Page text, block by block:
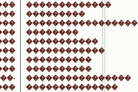
�������������
���������
��������
�����������
������������
����������
����������
����������������
��������������